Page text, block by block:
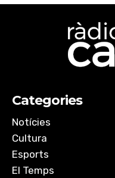
Categories
Notícies
Cultura
Esports
El Temps